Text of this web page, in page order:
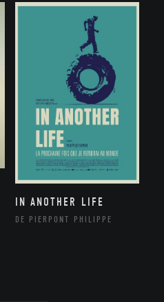
IN ANOTHER LIFE
DE PIERPONT PHILIPPE